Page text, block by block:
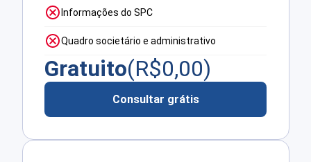
Informações do SPC
Quadro societário e administrativo
Gratuito(R$0,00)
Consultar grátis